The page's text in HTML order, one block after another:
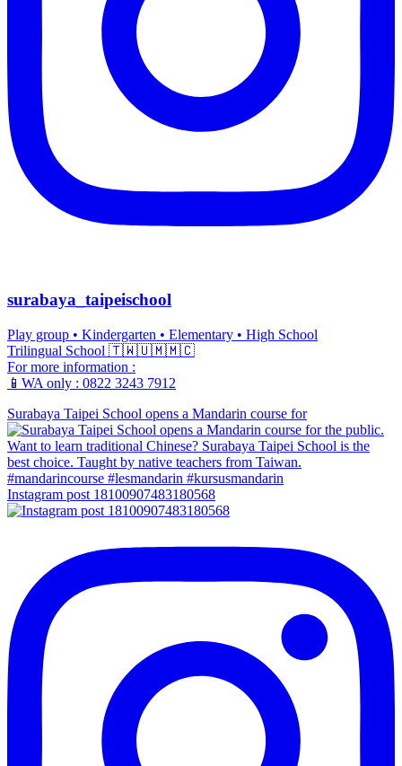
surabaya_taipeischool
Play group • Kindergarten • Elementary • High School
Trilingual School 🇹🇼🇺🇲🇲🇨
For more information :
📱WA only : 0822 3243 7912
Surabaya Taipei School opens a Mandarin course for
Instagram post 18100907483180568